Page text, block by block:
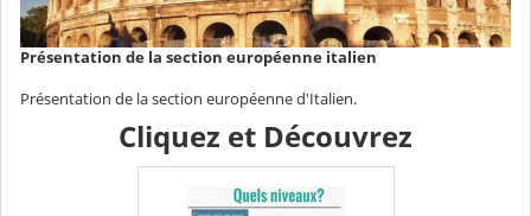
Présentation de la section européenne italien
Présentation de la section européenne d'Italien.
Cliquez et Découvrez